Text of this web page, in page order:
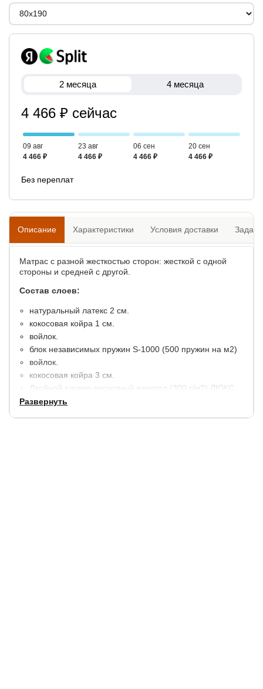
2 месяца 4 месяца
4 466 ₽ сейчас
09 авг
4 466 ₽
23 авг
4 466 ₽
06 сен
4 466 ₽
20 сен
4 466 ₽
Без переплат
Описание Характеристики Условия доставки
Матрас с разной жесткостью сторон: жесткой с одной
стороны и средней с другой.
Состав слоев:
натуральный латекс 2 см.
кокосовая койра 1 см.
войлок.
блок независимых пружин S-1000 (500 пружин на м2)
войлок.
кокосовая койра 3 см.
Двойной хлопко-вискозный жаккард (300 г/м2) ЛЮКС
высота: 21 см.
Развернуть